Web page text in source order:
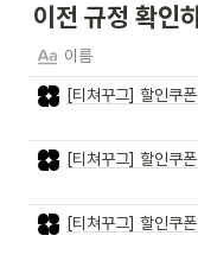
이전 규정 확인
이름
[티쳐꾸그] 할인쿠
[티쳐꾸그] 할인쿠
[티쳐꾸그] 할인쿠